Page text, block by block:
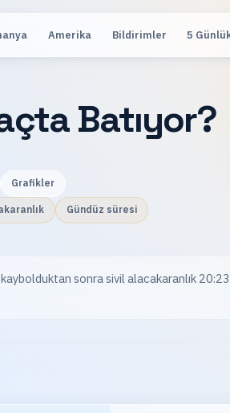
Amerika Bildirimler 5
Batıyor?
Grafikler
Gündüz süresi
sonra sivil alacakaranlık